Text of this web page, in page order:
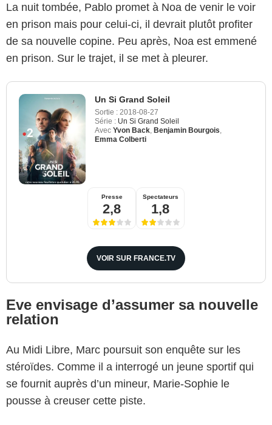
La nuit tombée, Pablo promet à Noa de venir le voir
en prison mais pour celui-ci, il devrait plutôt profiter
de sa nouvelle copine. Peu après, Noa est emmené
en prison. Sur le trajet, il se met à pleurer.
Un Si Grand Soleil
Sortie : 2018-08-27
Série : Un Si Grand Soleil
Avec Yvon Back Benjamin Bourgois
Emma Colberti
Presse
2,8
Spectateurs
1,8
VOIR SUR FRANCE.TV
Eve envisage d’assumer sa nouvelle
relation
Au Midi Libre, Marc poursuit son enquête sur les
stéroïdes. Comme il a interrogé un jeune sportif qui
se fournit auprès d’un mineur, Marie-Sophie le
pousse à creuser cette piste.